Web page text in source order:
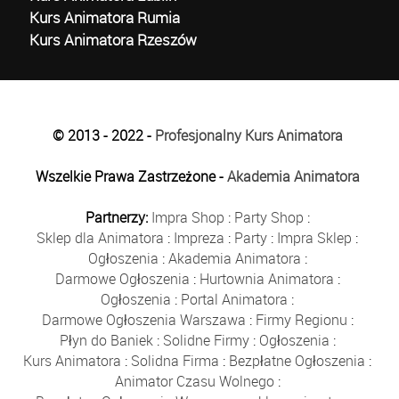
Kurs Animatora Rumia
Kurs Animatora Rzeszów
© 2013 - 2022 - Profesjonalny Kurs Animatora
Wszelkie Prawa Zastrzeżone -Akademia Animatora
Partnerzy: Impra Shop : Party Shop :
Sklep dla Animatora : Impreza : Party : Impra Sklep :
Ogłoszenia :Akademia Animatora :
Darmowe Ogłoszenia : Hurtownia Animatora :
Ogłoszenia : Portal Animatora :
Darmowe Ogłoszenia Warszawa : Firmy Regionu :
Płyn do Baniek: Solidne Firmy: Ogłoszenia :
Kurs Animatora : Solidna Firma : Bezpłatne Ogłoszenia :
Animator Czasu Wolnego: